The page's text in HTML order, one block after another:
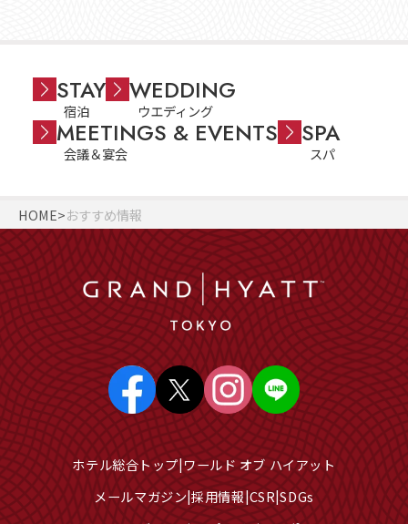
STAY
宿泊
WEDDING
ウエディング
MEETINGS & EVENTS
会議＆宴会
SPA
スパ
HOME おすすめ情報
ホテル総合トップ ワールド オブ ハイアット
メールマガジン 採用情報 CSR SDGs